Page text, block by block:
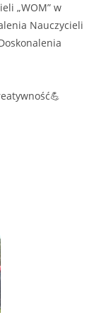
„WOM” w
Nauczycieli